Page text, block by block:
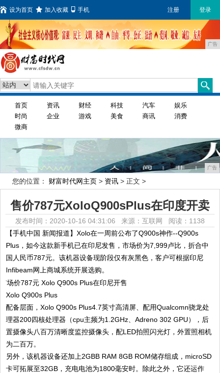
设为首页 加入收藏 手机 注册 登录
广告
首页 资讯 财经 科技 汽车
娱乐
时尚
企业 游戏 美食 商讯
消费
微商
广告
您的位置： 财富时代网主页 > 资讯 > 正文 >
售价787元XoloQ900sPlus在印度开卖
发布时间：2020-10-16 04:31:06 来源：互联网 阅读：1138
【手机中国 新闻报道】Xolo在一周前公布了Q900s神作--Q900s
Plus，如今这款新手机已在印尼发售，市场价为7,999卢比，折合中
国人民币787元。该机器设备现阶段仅有灰黑色，客户可根据印尼
Infibeam网上商城系统开展选购。
Xolo Q900s Plus
配备层面，Xolo Q900s Plus4.7英寸高清屏、配用Qualcomn骁龙处
理器200四核处理器（cpu主频为1.2GHz、Adreno 302 GPU），后
置摄像头八百万清晰度监控摄像头，配LED拍照闪光灯，外置照相机
为二百万。
另外，该机器设备还加上2GBB RAM 8GB ROM储存组成，microSD
卡可拓展至32GB，充电电池为1800毫安时。除此之外，它还运作